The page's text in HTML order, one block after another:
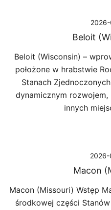
Beloit
Beloit (Wisconsin) –
położone w hrabstwie
Stanach
dynamicznym
innych
Macon
Macon (Missouri) Wstęp
środkowej części